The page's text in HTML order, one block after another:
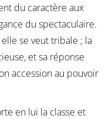
du caractère aux
du spectaculaire.
se veut tribale ; la
et sa réponse
accession au pouvoir
en lui la classe et